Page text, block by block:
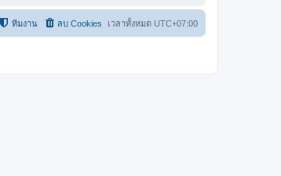
เวลาทั้งหมด UTC+07:00
ลบ Cookies
ทีมงาน